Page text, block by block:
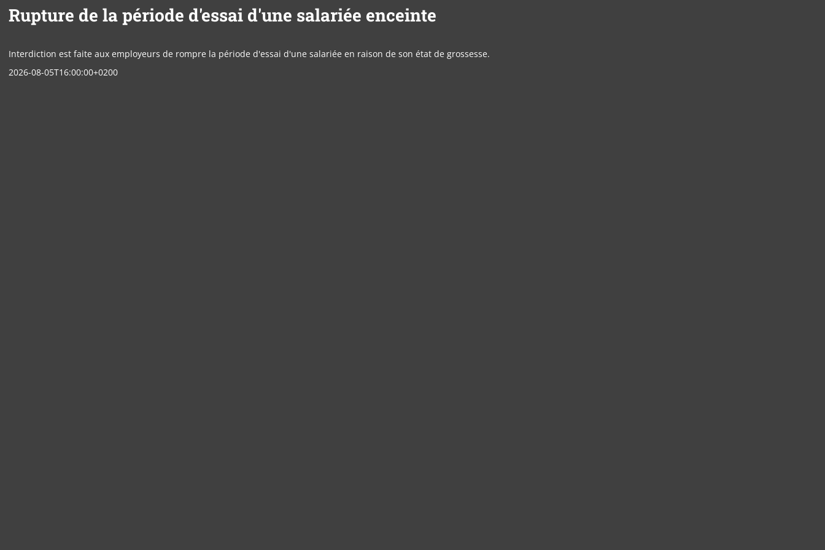
Rupture de la période d'essai d'une salariée enceinte
Interdiction est faite aux employeurs de rompre la période d'essai d'une salariée en raison de son état de grossesse.
2026-08-05T16:00:00+0200